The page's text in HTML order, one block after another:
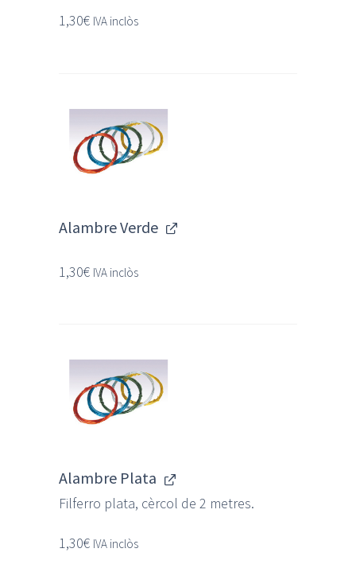
1,30€ IVA inclòs
Alambre Verde
1,30€ IVA inclòs
Alambre Plata
Filferro plata, cèrcol de 2 metres.
1,30€ IVA inclòs